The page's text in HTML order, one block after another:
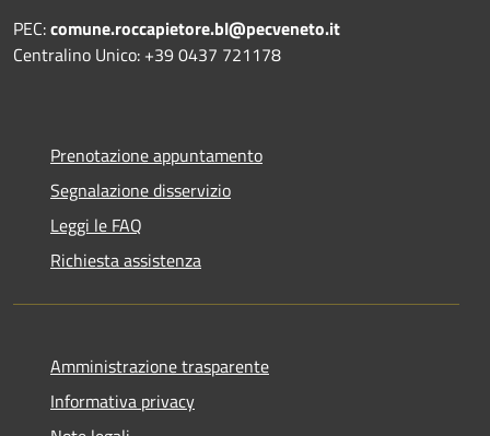
PEC:comune.roccapietore.bl@pecveneto.it
Centralino Unico: +39 0437 721178
Prenotazione appuntamento
Segnalazione disservizio
Leggi le FAQ
Richiesta assistenza
Amministrazione trasparente
Informativa privacy